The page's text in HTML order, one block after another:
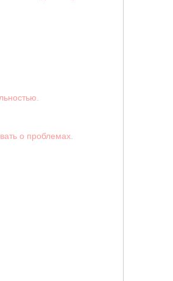
о проблемах.